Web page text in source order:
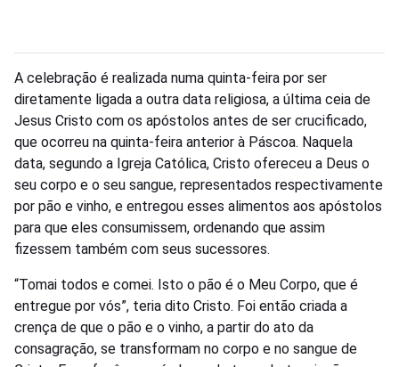
A celebração é realizada numa quinta-feira por ser
diretamente ligada a outra data religiosa, a última ceia de
Jesus Cristo com os apóstolos antes de ser crucificado,
que ocorreu na quinta-feira anterior à Páscoa. Naquela
data, segundo a Igreja Católica, Cristo ofereceu a Deus o
seu corpo e o seu sangue, representados respectivamente
por pão e vinho, e entregou esses alimentos aos apóstolos
para que eles consumissem, ordenando que assim
fizessem também com seus sucessores.
“Tomai todos e comei. Isto o pão é o Meu Corpo, que é
entregue por vós”, teria dito Cristo. Foi então criada a
crença de que o pão e o vinho, a partir do ato da
consagração, se transformam no corpo e no sangue de